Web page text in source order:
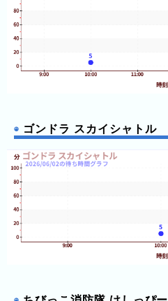
ゴンドラ スカイシャトル